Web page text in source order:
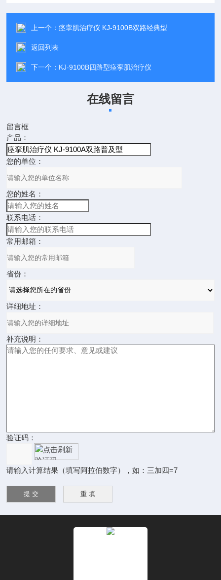
上一个：痉挛肌治疗仪 KJ-9100B双路经典型
返回列表
下一个： KJ-9100B四路型痉挛肌治疗仪
在线留言
留言框
产品：
您的单位：
您的姓名：
联系电话：
常用邮箱：
省份：
详细地址：
补充说明：
验证码：
请输入计算结果（填写阿拉伯数字），如：三加四=7